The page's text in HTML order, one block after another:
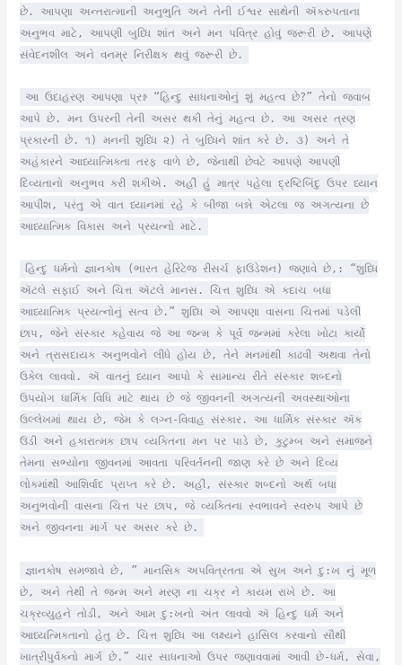
છે. આપણા અન્તરાત્માની અનુભુતિ અને તેની ઈશ્વર સાથેની ઍકરુપતાના
અનુભવ માટે, આપણી બુધ્ધિ શાંત અને મન પવિત્ર હોવું જરૂરી છે. આપણે
સંવેદનશીલ અને વનમ્ર નિરીક્ષક થવું જરૂરી છે.
આ ઉદાહરણ આપણા પ્રશ્ન “હિન્દુ સાધનાઓનું શું મહત્વ છે?” તેનો જવાબ
આપે છે. મન ઉપરની તેની અસર થકી તેનું મહત્વ છે. આ અસર ત્રણ
પ્રકારની છે. ૧) મનની શુધ્ધિ ૨) તે બુધ્ધિને શાંત કરે છે. ૩) અને તે
અહંકારને આધ્યાત્મિકતા તરફ વાળે છે, જેનાથી છેવટે આપણે આપણી
દિવ્યતાનો અનુભવ કરી શકીએ. અહીં હું માત્ર પહેલા દ્રષ્ટિબિંદુ ઉપર ધ્યાન
આપીશ, પરંતુ એ વાત ધ્યાનમાં રહે કે બીજા બન્ને એટલા જ અગત્યના છે
આધ્યાત્મિક વિકાસ અને પ્રયત્નો માટે.
હિન્દુ ધર્મનો જ્ઞાનકોષ (ભારત હેરિટેજ રીસર્ચ ફાઉંડેશન) જણાવે છે,: “શુધ્ધિ
ઍટલે સફાઈ અને ચિત્ત ઍટલે માનસ. ચિત્ત શુધ્ધિ એ કદાચ બધા
આધ્યાત્મિક પ્રયત્નોનું સત્વ છે.” શુધ્ધિ એ આપણા વાસના ચિત્તમાં પડેલી
છાપ, જેને સંસ્કાર કહેવાય જે આ જન્મ કે પૂર્વ જન્મમાં કરેલા ખોટા કાર્યો
અને ત્રાસદાયક અનુભવોને લીધે હોય છે, તેને મનમાંથી કાઢવી અથવા તેનો
ઉકેલ લાવવો. ઍ વાતનું ધ્યાન આપો કે સામાન્ય રીતે સંસ્કાર શબ્દનો
ઉપયોગ ધાર્મિક વિધિ માટે થાય છે જે જીવનની અગત્યની અવસ્થાઓના
ઉલ્લેખમાં થાય છે, જેમ કે લગ્ન-વિવાહ સંસ્કાર. આ ધાર્મિક સંસ્કાર ઍક
ઉંડી અને હકારાત્મક છાપ વ્યક્તિના મન પર પાડે છે, કુટુમ્બ અને સમાજને
તેમના સભ્યોના જીવનમાં આવતા પરિવર્તનની જાણ કરે છે અને દિવ્ય
લોકમાંથી આશિર્વાદ પ્રાપ્ત કરે છે. અહીં, સંસ્કાર શબ્દનો અર્થ બધા
અનુભવોની વાસના ચિત્ત પર છાપ, જે વ્યક્તિના સ્વભાવને સ્વરુપ આપે છે
અને જીવનના માર્ગ પર અસર કરે છે.
જ્ઞાનકોષ સમજાવે છે, ” માનસિક અપવિત્રતતા એ સુખ અને દુ:ખ નું મૂળ
છે, અને તેથી તે જન્મ અને મરણ ના ચક્ર ને કાયમ રાખે છે. આ
ચક્રવ્યુહને તોડી, અને આમ દુ:ખનો અંત લાવવો ઍ હિન્દુ ધર્મ અને
આધ્યત્મિક્તાનો હેતુ છે. ચિત્ત શુધ્ધિ આ લક્ષ્યને હાસિલ કરવાનો સૌથી
ખાત્રીપુર્વકનો માર્ગ છે.” ચાર સાધનાઓ ઉપર જણાવવામાં આવી છે-ધર્મ, સેવા,